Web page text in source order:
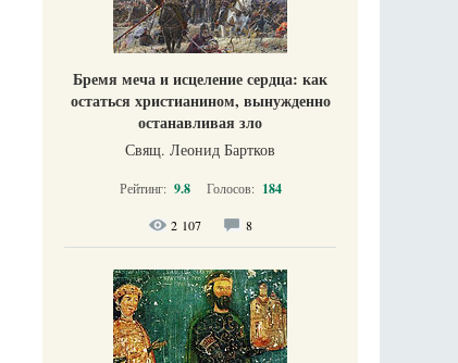
Бремя меча и исцеление сердца: как
остаться христианином, вынужденно
останавливая зло
Свящ. Леонид Бартков
Рейтинг: 9.8 Голосов: 184
2 107 8